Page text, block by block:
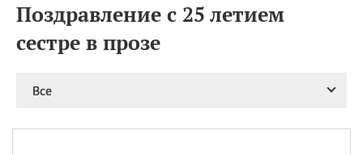
Поздравление с 25 летием
сестре в прозе
Все
09.08
День памяти
великомученика и
Николая Чудотворца
11.08 День полета на